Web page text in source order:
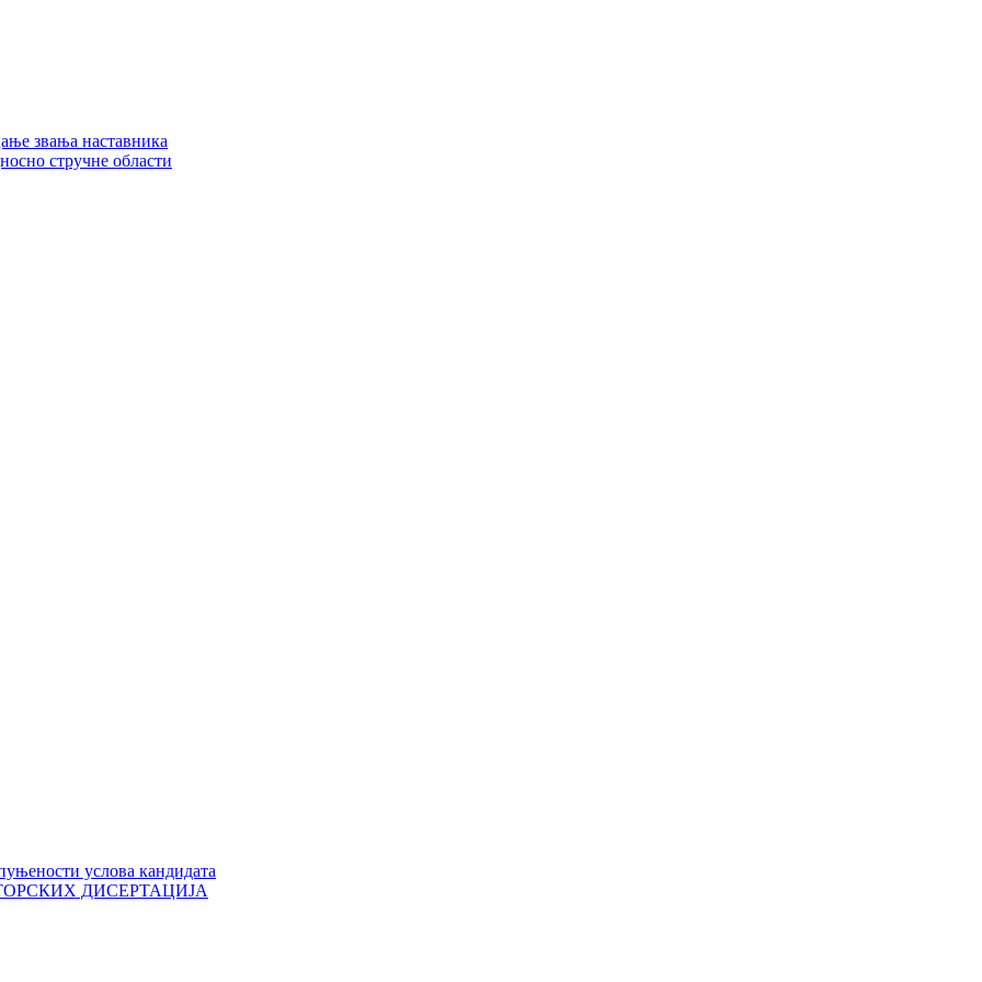
звања наставника
стручне области
услова кандидата
ДИСЕРТАЦИЈА